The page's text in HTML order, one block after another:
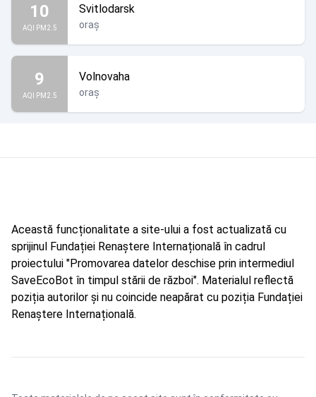
10
AQI PM2.5
Svitlodarsk
oraș
9
AQI PM2.5
Volnovaha
oraș
Această funcționalitate a site-ului a fost actualizată cu
sprijinul Fundației Renaștere Internațională în cadrul
proiectului "Promovarea datelor deschise prin intermediul
SaveEcoBot în timpul stării de război". Materialul reflectă
poziția autorilor și nu coincide neapărat cu poziția Fundației
Renaștere Internațională.